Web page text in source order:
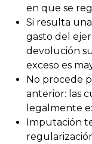
en que se
Si resulta
gasto del
devolución
exceso es
No procede
anterior: las
legalmente
Imputación